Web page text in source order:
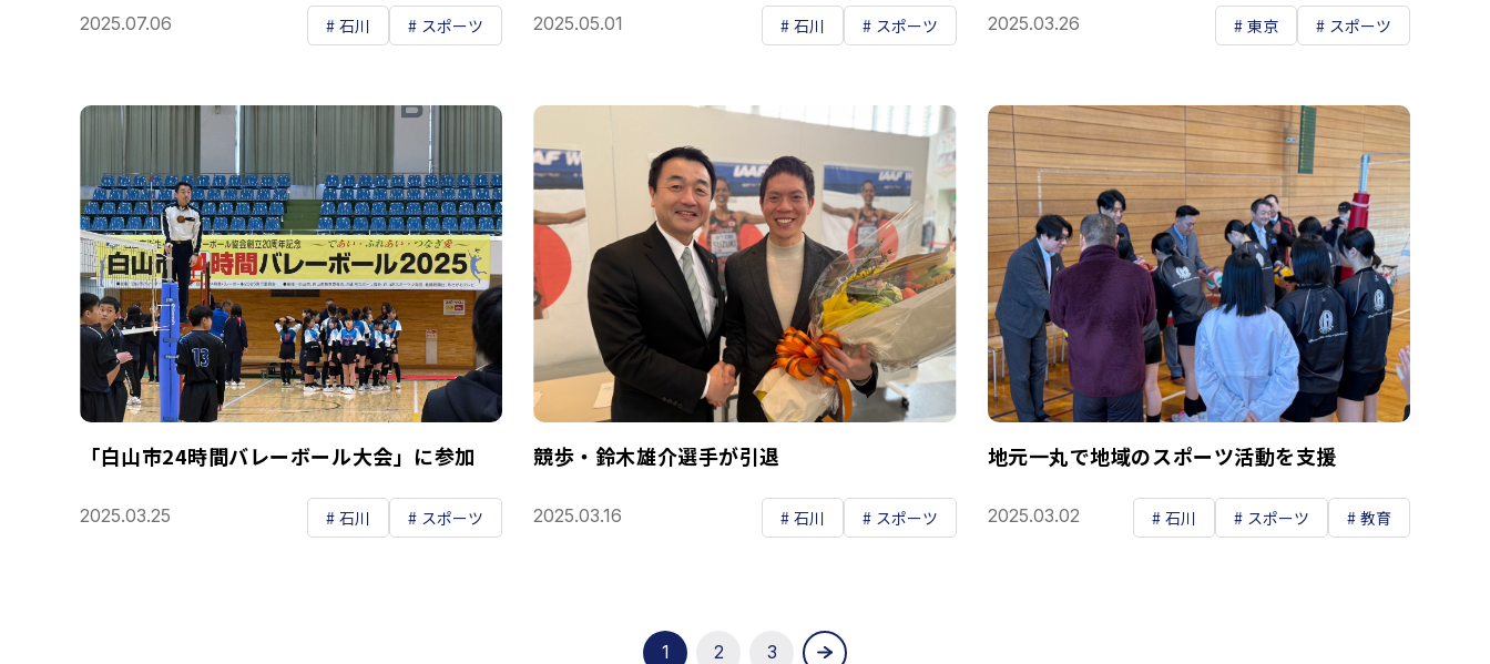
2025.07.06 石川 スポーツ 2025.05.01 石川 スポーツ 2025.03.26 東京 スポーツ
「白山市24時間バレーボール大会」に参加
2025.03.25 石川 スポーツ
競歩・鈴木雄介選手が引退
2025.03.16 石川 スポーツ
地元一丸で地域のスポーツ活動を支援
2025.03.02 石川 スポーツ 教育
1 2 3